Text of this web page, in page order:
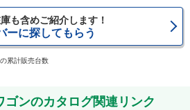
も含めご紹介します！
ーに探してもらう
累計販売台数
ゴンのカタログ関連リンク